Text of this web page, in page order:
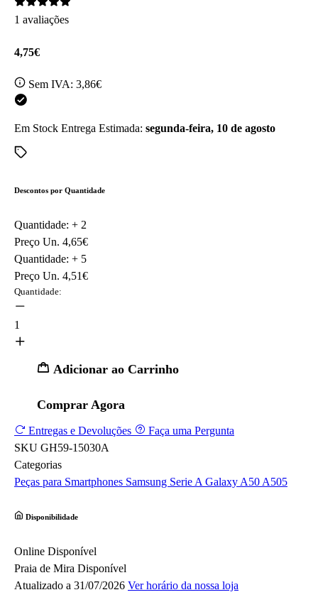
1 avaliações
4,75€
Sem IVA: 3,86€
Em Stock Entrega Estimada: segunda-feira, 10 de agosto
Descontos por Quantidade
Quantidade: + 2
Preço Un. 4,65€
Quantidade: + 5
Preço Un. 4,51€
Quantidade:
1
Adicionar ao Carrinho
Comprar Agora
Entregas e Devoluções
Faça uma Pergunta
SKU GH59-15030A
Categorias
Peças para Smartphones Samsung Serie A Galaxy A50 A505
Disponibilidade
Online Disponível
Praia de Mira Disponível
Atualizado a 31/07/2026 Ver horário da nossa loja